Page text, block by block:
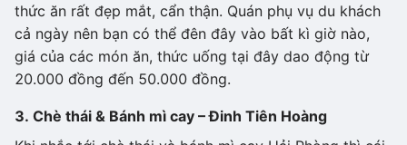
thức ăn rất đẹp mắt, cẩn thận. Quán phụ vụ du khách
cả ngày nên bạn có thể đên đây vào bất kì giờ nào,
giá của các món ăn, thức uống tại đây dao động từ
20.000 đồng đến 50.000 đồng.
3. Chè thái & Bánh mì cay – Đinh Tiên Hoàng